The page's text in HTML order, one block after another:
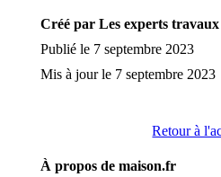
Créé par Les experts
Publié le 7 septembre 2023
Mis à jour le 7 septembre 2023
Retour à
À propos de maison.fr